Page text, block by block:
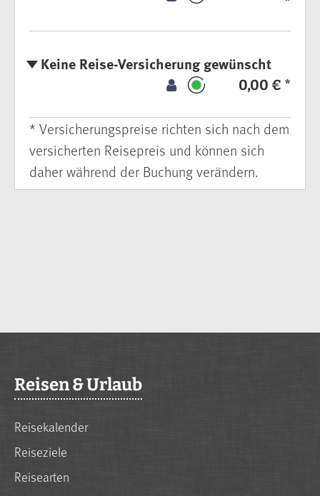
Keine Reise-Versicherung gewünscht
0,00 € *
* Versicherungspreise richten sich nach dem
versicherten Reisepreis und können sich
daher während der Buchung verändern.
Reisen & Urlaub
Reisekalender
Reiseziele
Reisearten